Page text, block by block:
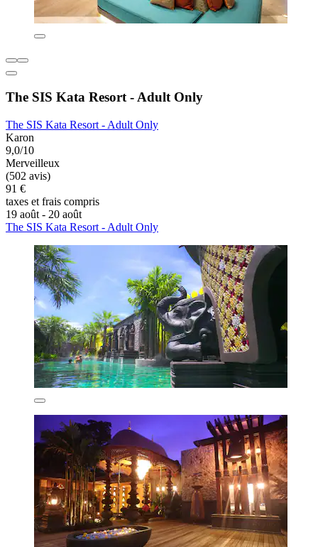
The SIS Kata Resort - Adult Only
The SIS Kata Resort - Adult Only
Karon
9,0/10
Merveilleux
(502 avis)
91 €
taxes et frais compris
19 août - 20 août
The SIS Kata Resort - Adult Only